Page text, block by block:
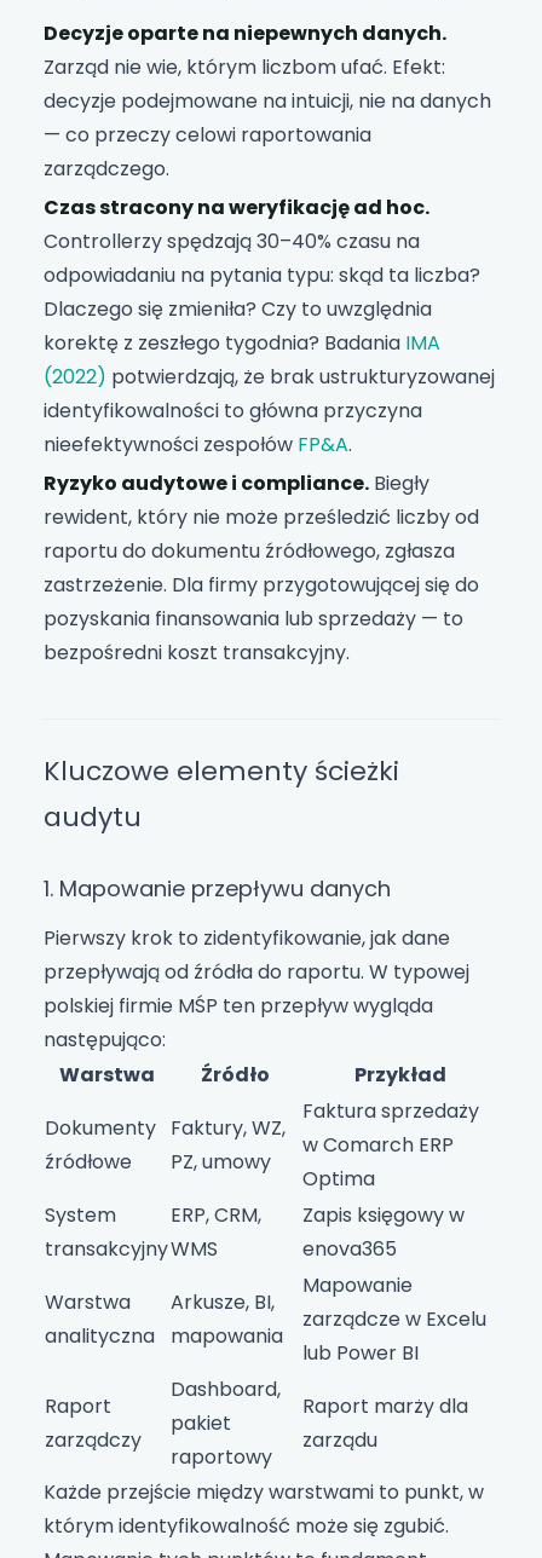
Decyzje oparte na niepewnych danych.
Zarząd nie wie, którym liczbom ufać. Efekt:
decyzje podejmowane na intuicji, nie na danych
— co przeczy celowi raportowania
zarządczego.
Czas stracony na weryfikację ad hoc.
Controllerzy spędzają 30–40% czasu na
odpowiadaniu na pytania typu: skąd ta liczba?
Dlaczego się zmieniła? Czy to uwzględnia
korektę z zeszłego tygodnia? Badania IMA
(2022) potwierdzają, że brak ustrukturyzowanej
identyfikowalności to główna przyczyna
nieefektywności zespołów FP&A.
Ryzyko audytowe i compliance. Biegły
rewident, który nie może prześledzić liczby od
raportu do dokumentu źródłowego, zgłasza
zastrzeżenie. Dla firmy przygotowującej się do
pozyskania finansowania lub sprzedaży — to
bezpośredni koszt transakcyjny.
Kluczowe elementy ścieżki
audytu
1. Mapowanie przepływu danych
Pierwszy krok to zidentyfikowanie, jak dane
przepływają od źródła do raportu. W typowej
polskiej firmie MŚP ten przepływ wygląda
następująco:
Warstwa
Źródło
Przykład
Dokumenty
źródłowe
Faktury, WZ,
PZ, umowy
Faktura sprzedaży
w Comarch ERP
Optima
System
transakcyjny
ERP, CRM,
WMS
Zapis księgowy w
enova365
Warstwa
analityczna
Arkusze, BI,
mapowania
Mapowanie
zarządcze w Excelu
lub Power BI
Raport
zarządczy
Dashboard,
pakiet
raportowy
Raport marży dla
zarządu
Każde przejście między warstwami to punkt, w
którym identyfikowalność może się zgubić.